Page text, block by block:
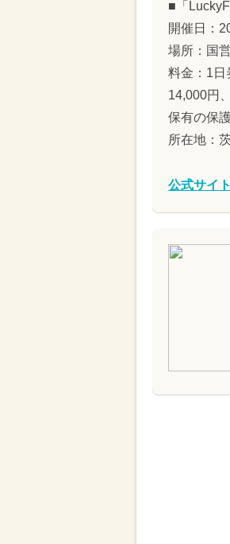
■「
開催日：
場所：国
料金：1日
14,000円
保有の保
所在地：
公式サイト